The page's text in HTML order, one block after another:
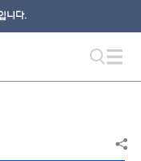
니다.